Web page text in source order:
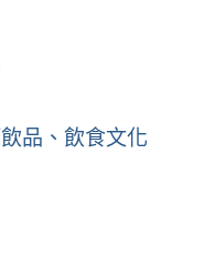
品、飲食文化